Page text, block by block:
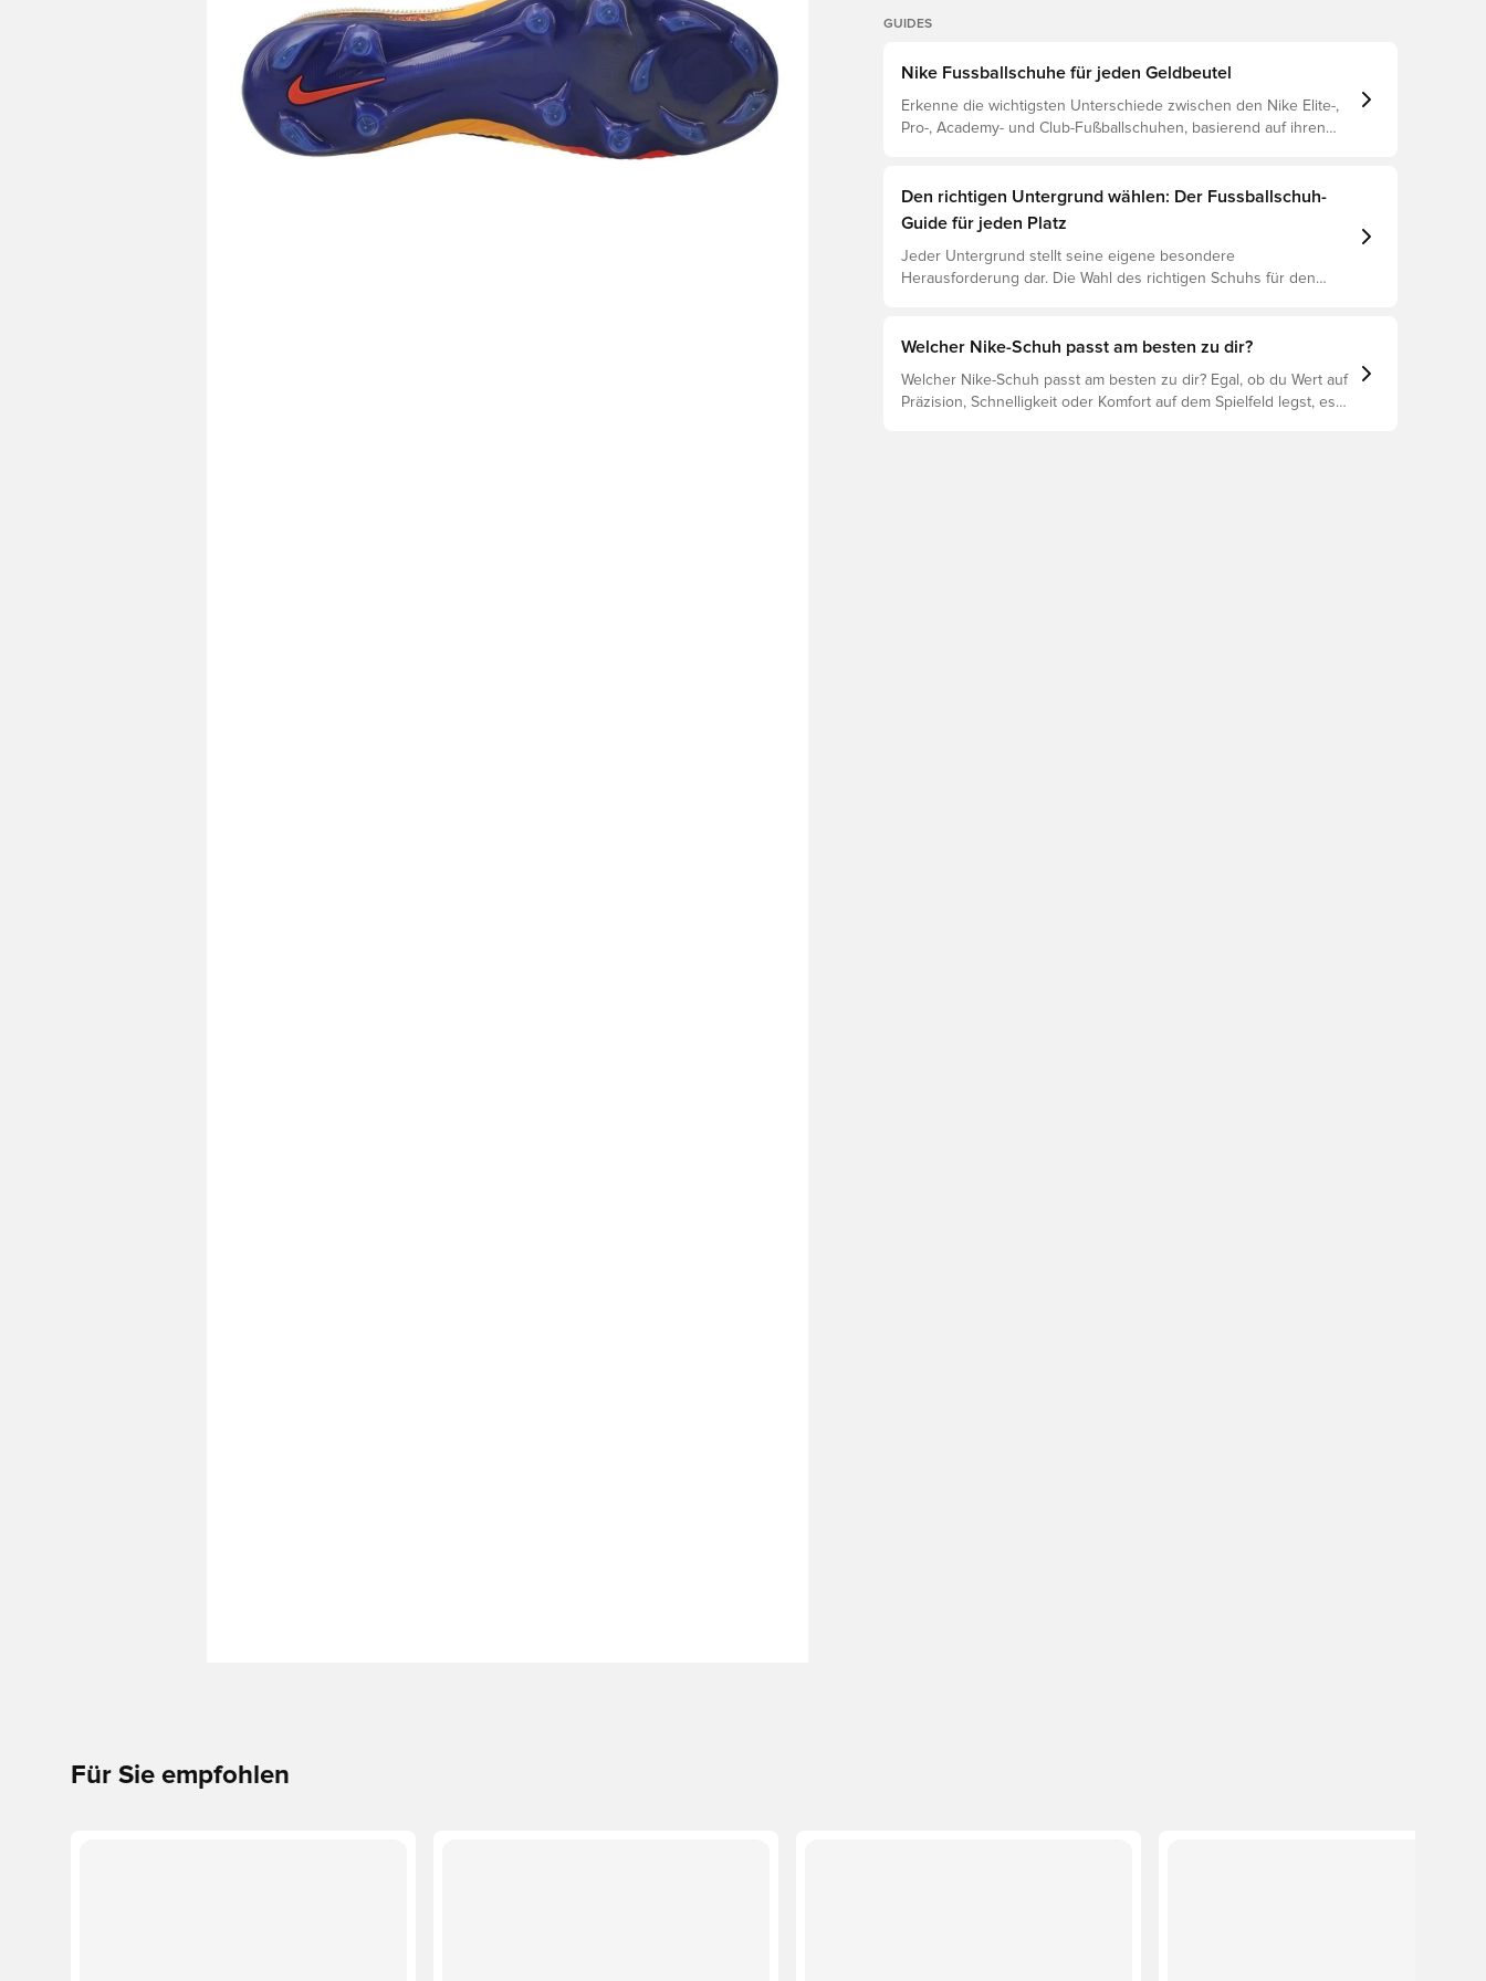
GUIDES
Nike Fussballschuhe für jeden Geldbeutel
Erkenne die wichtigsten Unterschiede zwischen den Nike Elite-,
Pro-, Academy- und Club-Fußballschuhen, basierend auf ihren
Den richtigen Untergrund wählen: Der Fussballschuh-
Guide für jeden Platz
Jeder Untergrund stellt seine eigene besondere
Herausforderung dar. Die Wahl des richtigen Schuhs für den
Lies weiter, um herauszufinden, welche Schuhe die beste Wahl
Welcher Nike-Schuh passt am besten zu dir?
Welcher Nike-Schuh passt am besten zu dir? Egal, ob du Wert auf
Präzision, Schnelligkeit oder Komfort auf dem Spielfeld legst, es
Für Sie empfohlen